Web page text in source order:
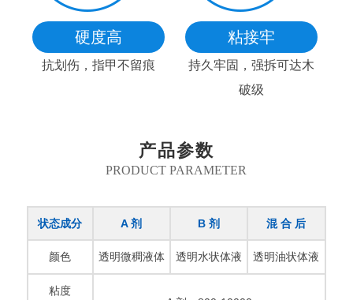
硬度高
抗划伤，指甲不留痕
粘接牢
持久牢固，强拆可达木
破级
产品参数
PRODUCT PARAMETER
状态成分 A 剂 B 剂 混 合 后
颜色 透明微稠液体 透明水状体液 透明油状体液
粘度